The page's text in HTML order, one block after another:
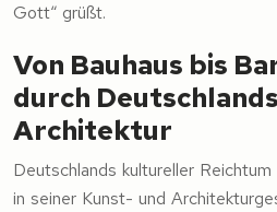
Gott“ grüßt.
Von Bauhaus bis
durch
Architektur
Deutschlands kultureller
in seiner Kunst- und